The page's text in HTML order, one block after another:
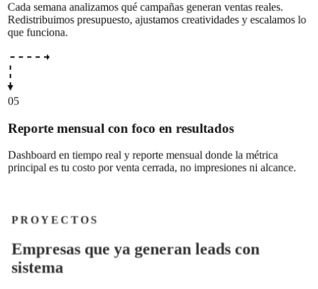
Cada semana analizamos qué campañas generan ventas reales.
Redistribuimos presupuesto, ajustamos creatividades y escalamos lo
que funciona.
05
Reporte mensual con foco en resultados
Dashboard en tiempo real y reporte mensual donde la métrica
principal es tu costo por venta cerrada, no impresiones ni alcance.
PROYECTOS
Empresas que ya generan leads con
sistema